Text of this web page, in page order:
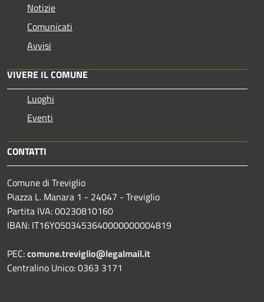
Notizie
Comunicati
Avvisi
VIVERE IL COMUNE
Luoghi
Eventi
CONTATTI
Comune di Treviglio
Piazza L. Manara 1 - 24047 - Treviglio
Partita IVA: 00230810160
IBAN: IT16Y0503453640000000004819
PEC:comune.treviglio@legalmail.it
Centralino Unico: 0363 3171